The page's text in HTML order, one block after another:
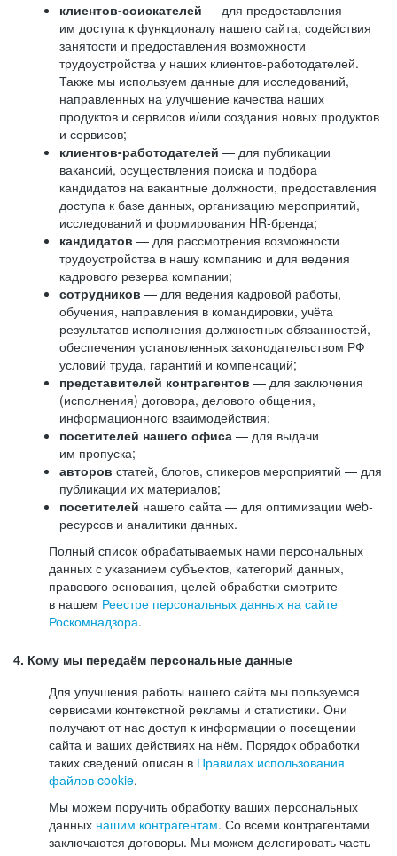
клиентов-соискателей — для предоставления
им доступа к функционалу нашего сайта, содействия
занятости и предоставления возможности
трудоустройства у наших клиентов-работодателей.
Также мы используем данные для исследований,
направленных на улучшение качества наших
продуктов и сервисов и/или создания новых продуктов
и сервисов;
клиентов-работодателей — для публикации
вакансий, осуществления поиска и подбора
кандидатов на вакантные должности, предоставления
доступа к базе данных, организацию мероприятий,
исследований и формирования HR-бренда;
кандидатов — для рассмотрения возможности
трудоустройства в нашу компанию и для ведения
кадрового резерва компании;
сотрудников — для ведения кадровой работы,
обучения, направления в командировки, учёта
результатов исполнения должностных обязанностей,
обеспечения установленных законодательством РФ
условий труда, гарантий и компенсаций;
представителей контрагентов — для заключения
(исполнения) договора, делового общения,
информационного взаимодействия;
посетителей нашего офиса — для выдачи
им пропуска;
авторов статей, блогов, спикеров мероприятий — для
публикации их материалов;
посетителей нашего сайта — для оптимизации web-
ресурсов и аналитики данных.
Полный список обрабатываемых нами персональных
данных с указанием субъектов, категорий данных,
правового основания, целей обработки смотрите
в нашем Реестре персональных данных на сайте
Роскомнадзора.
4. Кому мы передаём персональные данные
Для улучшения работы нашего сайта мы пользуемся
сервисами контекстной рекламы и статистики. Они
получают от нас доступ к информации о посещении
сайта и ваших действиях на нём. Порядок обработки
таких сведений описан в Правилах использования
файлов cookie.
Мы можем поручить обработку ваших персональных
данных нашим контрагентам. Со всеми контрагентами
заключаются договоры. Мы можем делегировать часть